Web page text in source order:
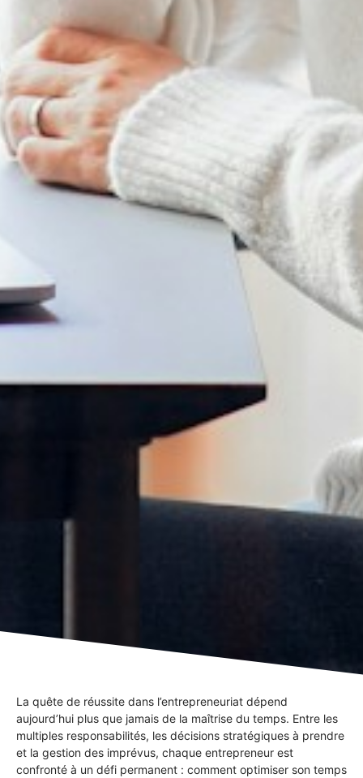
La quête de réussite dans l’entrepreneuriat dépend
aujourd’hui plus que jamais de la maîtrise du temps. Entre les
multiples responsabilités, les décisions stratégiques à prendre
et la gestion des imprévus, chaque entrepreneur est
confronté à un défi permanent : comment optimiser son temps